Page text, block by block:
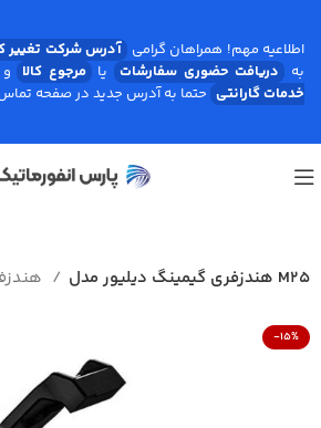
هندزفری گیمینگ دیلیور مدل M25
-15%
اطلاعیه مهم! همراهان گرامی آدرس شرکت تغییر
به
دریافت حضوری سفارشات یا مرجوع کالا
خدمات گارانتی حتما به آدرس جدید در صفحه تماس